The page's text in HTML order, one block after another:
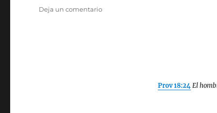
Prov 18:24El
Deja un comentarioen